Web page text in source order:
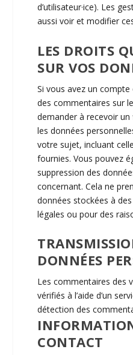
d’utilisateur·ice). Les
aussi voir et modifier
LES DROITS
SUR VOS
Si vous avez un
des commentaires sur
demander à recevoir
les données
votre sujet, incluant
fournies. Vous pouvez
suppression des
concernant. Cela ne
données stockées à
légales ou pour des
DONNÉES
Les commentaires des
vérifiés à l’aide d’un
détection des
CONTACT